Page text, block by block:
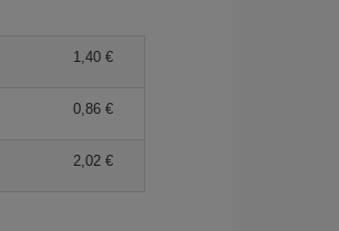
1,40 €
0,86 €
2,02 €